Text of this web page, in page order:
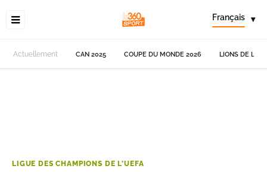
Français ▾
Actuellement CAN 2025 COUPE DU MONDE 2026 LIONS DE
LIGUE DES CHAMPIONS DE L'UEFA